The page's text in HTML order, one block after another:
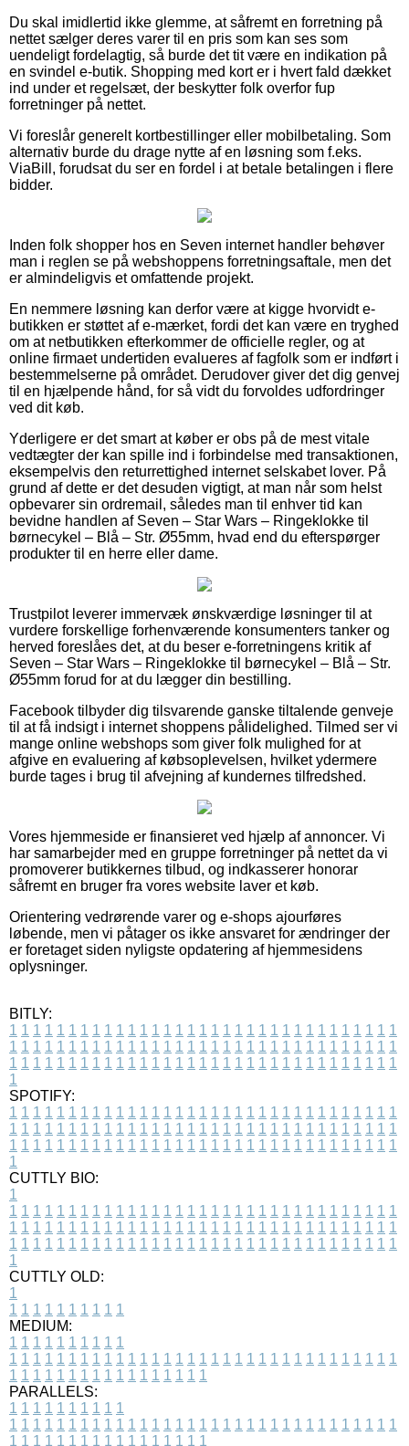
Du skal imidlertid ikke glemme, at såfremt en forretning på
nettet sælger deres varer til en pris som kan ses som
uendeligt fordelagtig, så burde det tit være en indikation på
en svindel e-butik. Shopping med kort er i hvert fald dækket
ind under et regelsæt, der beskytter folk overfor fup
forretninger på nettet.
Vi foreslår generelt kortbestillinger eller mobilbetaling. Som
alternativ burde du drage nytte af en løsning som f.eks.
ViaBill, forudsat du ser en fordel i at betale betalingen i flere
bidder.
Inden folk shopper hos en Seven internet handler behøver
man i reglen se på webshoppens forretningsaftale, men det
er almindeligvis et omfattende projekt.
En nemmere løsning kan derfor være at kigge hvorvidt e-
butikken er støttet af e-mærket, fordi det kan være en tryghed
om at netbutikken efterkommer de officielle regler, og at
online firmaet undertiden evalueres af fagfolk som er indført i
bestemmelserne på området. Derudover giver det dig genvej
til en hjælpende hånd, for så vidt du forvoldes udfordringer
ved dit køb.
Yderligere er det smart at køber er obs på de mest vitale
vedtægter der kan spille ind i forbindelse med transaktionen,
eksempelvis den returrettighed internet selskabet lover. På
grund af dette er det desuden vigtigt, at man når som helst
opbevarer sin ordremail, således man til enhver tid kan
bevidne handlen af Seven – Star Wars – Ringeklokke til
børnecykel – Blå – Str. Ø55mm, hvad end du efterspørger
produkter til en herre eller dame.
Trustpilot leverer immervæk ønskværdige løsninger til at
vurdere forskellige forhenværende konsumenters tanker og
herved foreslåes det, at du beser e-forretningens kritik af
Seven – Star Wars – Ringeklokke til børnecykel – Blå – Str.
Ø55mm forud for at du lægger din bestilling.
Facebook tilbyder dig tilsvarende ganske tiltalende genveje
til at få indsigt i internet shoppens pålidelighed. Tilmed ser vi
mange online webshops som giver folk mulighed for at
afgive en evaluering af købsoplevelsen, hvilket ydermere
burde tages i brug til afvejning af kundernes tilfredshed.
Vores hjemmeside er finansieret ved hjælp af annoncer. Vi
har samarbejder med en gruppe forretninger på nettet da vi
promoverer butikkernes tilbud, og indkasserer honorar
såfremt en bruger fra vores website laver et køb.
Orientering vedrørende varer og e-shops ajourføres
løbende, men vi påtager os ikke ansvaret for ændringer der
er foretaget siden nyligste opdatering af hjemmesidens
oplysninger.
BITLY:
1 1 1 1 1 1 1 1 1 1 1 1 1 1 1 1 1 1 1 1 1 1 1 1 1 1 1 1 1 1 1 1 1
1 1 1 1 1 1 1 1 1 1 1 1 1 1 1 1 1 1 1 1 1 1 1 1 1 1 1 1 1 1 1 1 1
1 1 1 1 1 1 1 1 1 1 1 1 1 1 1 1 1 1 1 1 1 1 1 1 1 1 1 1 1 1 1 1 1
1
SPOTIFY:
1 1 1 1 1 1 1 1 1 1 1 1 1 1 1 1 1 1 1 1 1 1 1 1 1 1 1 1 1 1 1 1 1
1 1 1 1 1 1 1 1 1 1 1 1 1 1 1 1 1 1 1 1 1 1 1 1 1 1 1 1 1 1 1 1 1
1 1 1 1 1 1 1 1 1 1 1 1 1 1 1 1 1 1 1 1 1 1 1 1 1 1 1 1 1 1 1 1 1
1
CUTTLY BIO:
1
1 1 1 1 1 1 1 1 1 1 1 1 1 1 1 1 1 1 1 1 1 1 1 1 1 1 1 1 1 1 1 1 1
1 1 1 1 1 1 1 1 1 1 1 1 1 1 1 1 1 1 1 1 1 1 1 1 1 1 1 1 1 1 1 1 1
1 1 1 1 1 1 1 1 1 1 1 1 1 1 1 1 1 1 1 1 1 1 1 1 1 1 1 1 1 1 1 1 1
1
CUTTLY OLD:
1
1 1 1 1 1 1 1 1 1 1
MEDIUM:
1 1 1 1 1 1 1 1 1 1
1 1 1 1 1 1 1 1 1 1 1 1 1 1 1 1 1 1 1 1 1 1 1 1 1 1 1 1 1 1 1 1 1
1 1 1 1 1 1 1 1 1 1 1 1 1 1 1 1 1
PARALLELS:
1 1 1 1 1 1 1 1 1 1
1 1 1 1 1 1 1 1 1 1 1 1 1 1 1 1 1 1 1 1 1 1 1 1 1 1 1 1 1 1 1 1 1
1 1 1 1 1 1 1 1 1 1 1 1 1 1 1 1 1